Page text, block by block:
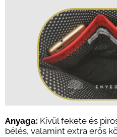
Anyaga: Kívül fekete és
bélés, valamint extra erős